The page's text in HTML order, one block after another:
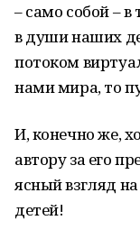
– само собой –
в души наших
потоком
нами мира, то
И, конечно же,
автору за его
ясный взгляд
детей!